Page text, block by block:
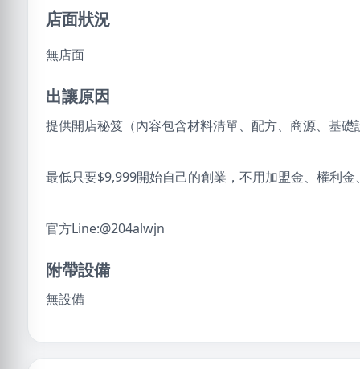
店面狀況
無店面
出讓原因
提供開店秘笈（內容包含材料清單、配方、商源、基礎
最低只要$9,999開始自己的創業，不用加盟金、權利金
官方Line:@204alwjn
附帶設備
無設備